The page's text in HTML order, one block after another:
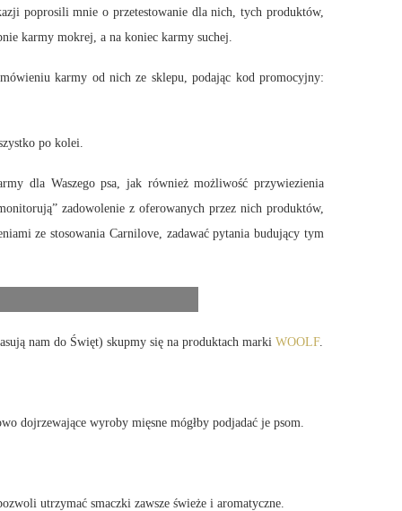
poprosili mnie o przetestowanie dla nich, tych produktów,
karmy mokrej, a na koniec karmy suchej.
karmy od nich ze sklepu, podając kod promocyjny:
po kolei.
dla Waszego psa, jak również możliwość przywiezienia
zadowolenie z oferowanych przez nich produktów,
ze stosowania Carnilove, zadawać pytania budujący tym
nam do Święt) skupmy się na produktach marki WOOLF.
dojrzewające wyroby mięsne mógłby podjadać je psom.
utrzymać smaczki zawsze świeże i aromatyczne.